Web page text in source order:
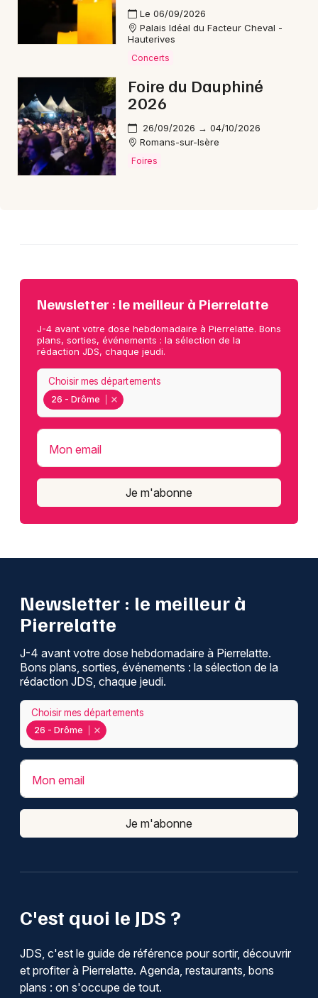
26 - Drôme
Choisir mes départements
Mon email
Je m'abonne
Le 06/09/2026
Palais Idéal du Facteur Cheval -
Hauterives
Concerts
Foire du Dauphiné
2026
26/09/2026 → 04/10/2026
Romans-sur-Isère
Foires
Newsletter : le meilleur à Pierrelatte
J-4 avant votre dose hebdomadaire à Pierrelatte. Bons
plans, sorties, événements : la sélection de la
rédaction JDS, chaque jeudi.
26 - Drôme
Choisir mes départements
Mon email
Je m'abonne
C'est quoi le JDS ?
JDS, c'est le guide de référence pour sortir, découvrir
et profiter à Pierrelatte. Agenda, restaurants, bons
plans : on s'occupe de tout.
Newsletter : le meilleur à
Pierrelatte
J-4 avant votre dose hebdomadaire à Pierrelatte.
Bons plans, sorties, événements : la sélection de la
rédaction JDS, chaque jeudi.
26 - Drôme
Choisir mes départements
Mon email
Je m'abonne